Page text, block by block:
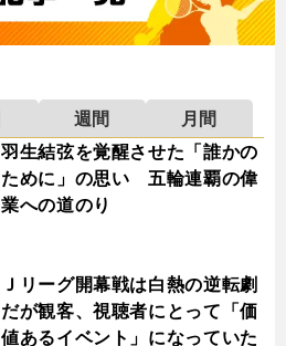
週間
月間
羽生結弦を覚醒させた「誰かの
ために」の思い 五輪連覇の偉
業への道のり
Ｊリーグ開幕戦は白熱の逆転劇
だが観客、視聴者にとって「価
値あるイベント」になっていた